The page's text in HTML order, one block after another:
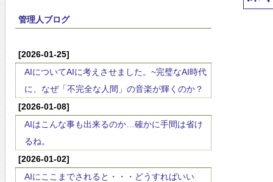
管理人ブログ
[2026-01-25]
AIについてAIに考えさせました。~完璧なAI時代
に、なぜ「不完全な人間」の音楽が輝くのか？
[2026-01-08]
AIはこんな事も出来るのか…確かに手間は省け
るね。
[2026-01-02]
AIにここまでされると・・・どうすればいい